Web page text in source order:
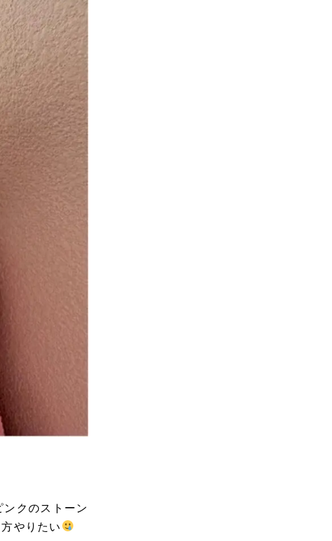
クのストーン
やりたい